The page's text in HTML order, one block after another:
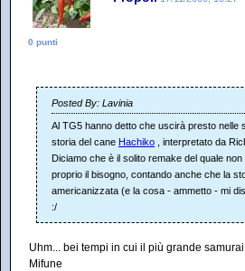
0 punti
Posted By: Lavinia
Al TG5 hanno detto che uscirà presto nelle
storia del cane Hachiko , interpretato da
Diciamo che è il solito remake del quale
proprio il bisogno, contando anche che la
americanizzata (e la cosa - ammetto - mi
:/
Uhm... bei tempi in cui il più grande
Mifune